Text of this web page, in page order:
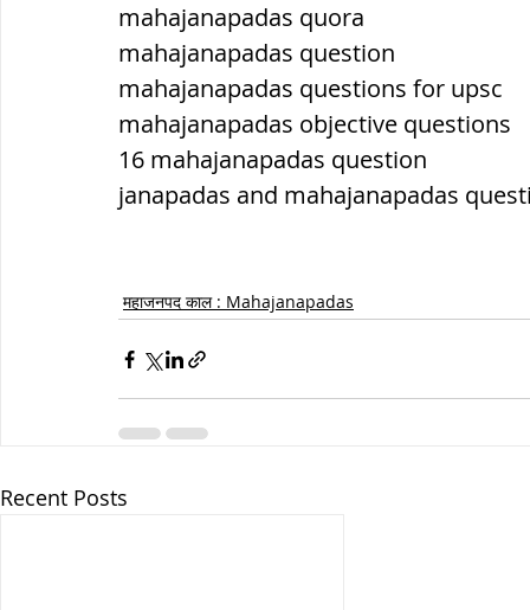
mahajanapadas quora
mahajanapadas question
mahajanapadas questions for upsc
mahajanapadas objective questions
16 mahajanapadas question
janapadas and mahajanapadas
महाजनपद काल : Mahajanapadas
Recent Posts